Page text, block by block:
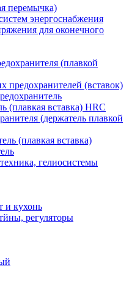
перемычка)
энергоснабжения
для оконечного
(плавкой
предохранителей (вставок)
(плавкая вставка) HRC
(держатель плавкой
(плавкая вставка)
гелиосистемы
и кухонь
регуляторы